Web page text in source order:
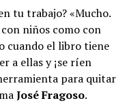
tu trabajo? «Mucho.
niños como con
cuando el libro tiene
a ellas y ¡se ríen
para quitar
José Fragoso.